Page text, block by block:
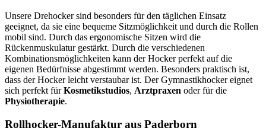
Unsere Drehocker sind besonders für den täglichen Einsatz
geeignet, da sie eine bequeme Sitzmöglichkeit und durch die Rollen
mobil sind. Durch das ergonomische Sitzen wird die
Rückenmuskulatur gestärkt. Durch die verschiedenen
Kombinationsmöglichkeiten kann der Hocker perfekt auf die
eigenen Bedürfnisse abgestimmt werden. Besonders praktisch ist,
dass der Hocker leicht verstaubar ist. Der Gymnastikhocker eignet
sich perfekt fürKosmetikstudios, Arztpraxen oder für die
Physiotherapie.
Rollhocker-Manufaktur aus Paderborn